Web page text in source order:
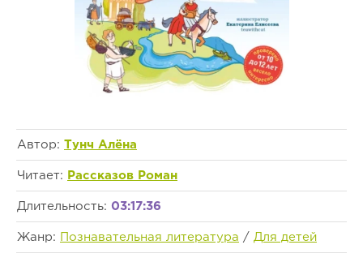
Автор: Тунч Алёна
Читает: Рассказов Роман
Длительность: 03:17:36
Жанр: Познавательная литература / Для детей